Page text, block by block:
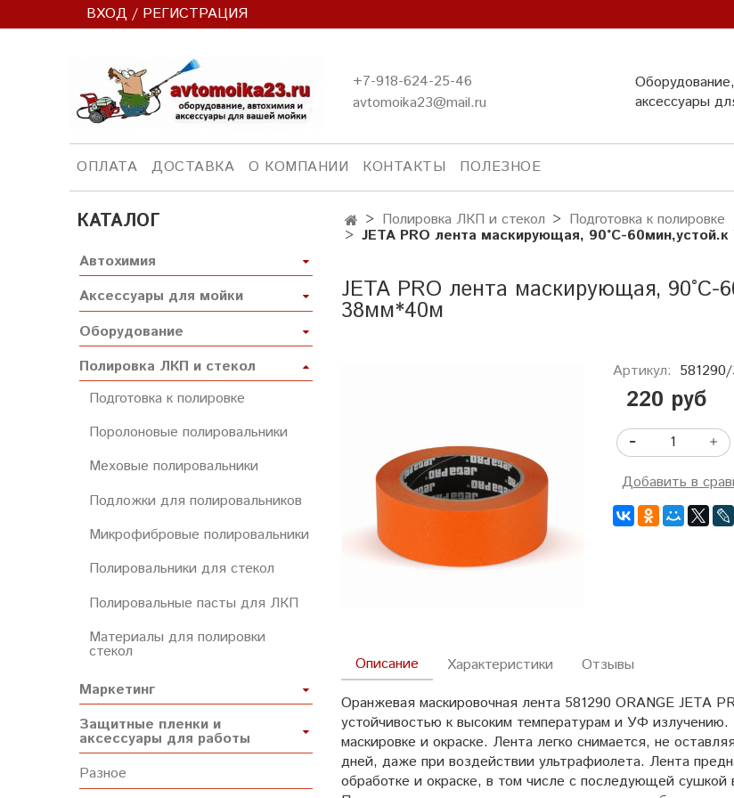
ВХОД / РЕГИСТРАЦИЯ
+7-918-624-25-46
avtomoika23@mail.ru
аксессуары
ОПЛАТА ДОСТАВКА О КОМПАНИИ КОНТАКТЫ ПОЛЕЗНОЕ
Полировка ЛКП и стекол Подготовка к полировке
JETA PRO лента маскирующая, 90°С-
JETA PRO лента маскирующая,
38мм*40м
Артикул:
220 руб
Добавить в
Описание
Оранжевая маскировочная лента 581290 ORANGE JETA
устойчивостью к высоким температурам и УФ
маскировке и окраске. Лента легко снимается, не
дней, даже при воздействии ультрафиолета. Лента
обработке и окраске, в том числе с последующей
Характеристики Отзывы
КАТАЛОГ
Автохимия
Аксессуары для мойки
Оборудование
Полировка ЛКП и стекол
Подготовка к полировке
Поролоновые полировальники
Меховые полировальники
Подложки для полировальников
Микрофибровые полировальники
Полировальники для стекол
Полировальные пасты для ЛКП
Материалы для полировки
стекол
Маркетинг
Защитные пленки и
аксессуары для работы
Разное